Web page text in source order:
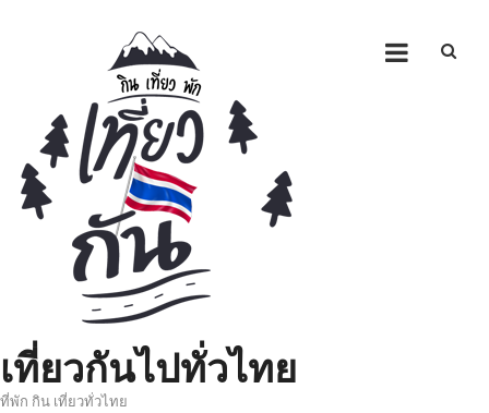
เที่ยวกันไปทั่วไทย
ที่พัก กิน เที่ยวทั่วไทย